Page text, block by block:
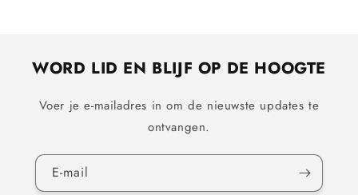
WORD LID EN BLIJF OP DE HOOGTE
Voer je e-mailadres in om de nieuwste updates te
ontvangen.
E‑mail